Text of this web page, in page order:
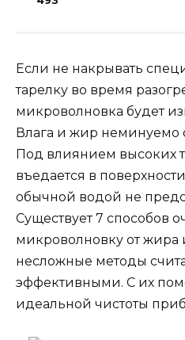
Если не накрывать
тарелку во время
микроволновка будет
Влага и жир неминуемо
Под влиянием высоких
въедается в
обычной водой не
Существует 7 способов
микроволновку от жира
несложные методы
эффективными. С их
идеальной чистоты